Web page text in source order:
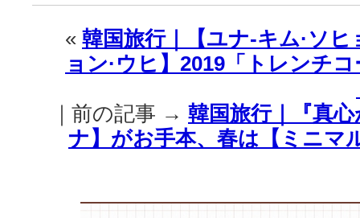
｜
心
が
届
弁
護
士
ン
« 韓国旅行｜【ユナ-キム·ソ
ョン·ウヒ】2019「トレンチ
｜前の記事 → 韓国旅行｜『真
ナ】がお手本、春は【ミニマ